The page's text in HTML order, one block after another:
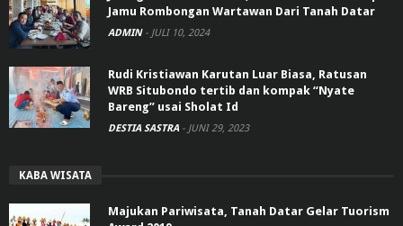
Jamu Rombongan Wartawan Dari Tanah Datar
ADMIN - JULI 10, 2024
Rudi Kristiawan Karutan Luar Biasa, Ratusan
WRB Situbondo tertib dan kompak “Nyate
Bareng” usai Sholat Id
DESTIA SASTRA - JUNI 29, 2023
KABA WISATA
Majukan Pariwisata, Tanah Datar Gelar Tuorism